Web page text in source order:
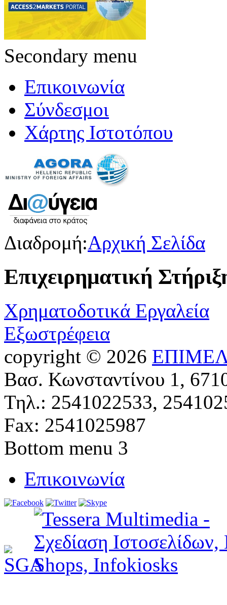
Secondary menu
Επικοινωνία
Σύνδεσμοι
Χάρτης Ιστοτόπου
Διαδρομή:Αρχική Σελίδα
Επιχειρηματική
Χρηματοδοτικά Εργαλεία
Εξωστρέφεια
copyright © 2026
Βασ. Κωνσταντίνου 1,
Τηλ.: 2541022533,
Fax: 2541025987
Bottom menu 3
Επικοινωνία